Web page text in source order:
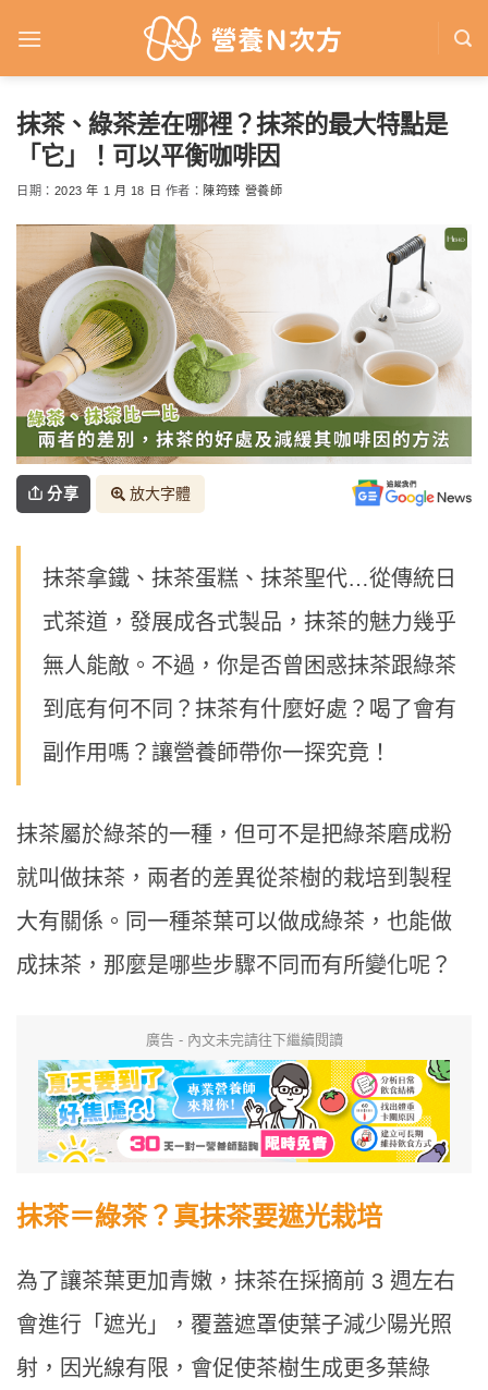
抹茶、綠茶差在哪裡？抹茶的最大特點是
「它」！可以平衡咖啡因
日期： 2023 年 1 月 18 日 作者： 陳筠臻 營養師
分享 放大字體
抹茶拿鐵、抹茶蛋糕、抹茶聖代…從傳統日
式茶道，發展成各式製品，抹茶的魅力幾乎
無人能敵。不過，你是否曾困惑抹茶跟綠茶
到底有何不同？抹茶有什麼好處？喝了會有
副作用嗎？讓營養師帶你一探究竟！
抹茶屬於綠茶的一種，但可不是把綠茶磨成粉
就叫做抹茶，兩者的差異從茶樹的栽培到製程
大有關係。同一種茶葉可以做成綠茶，也能做
成抹茶，那麼是哪些步驟不同而有所變化呢？
廣告 - 內文未完請往下繼續閱讀
抹茶＝綠茶？真抹茶要遮光栽培
為了讓茶葉更加青嫩，抹茶在採摘前 3 週左右
會進行「遮光」，覆蓋遮罩使葉子減少陽光照
射，因光線有限，會促使茶樹生成更多葉綠